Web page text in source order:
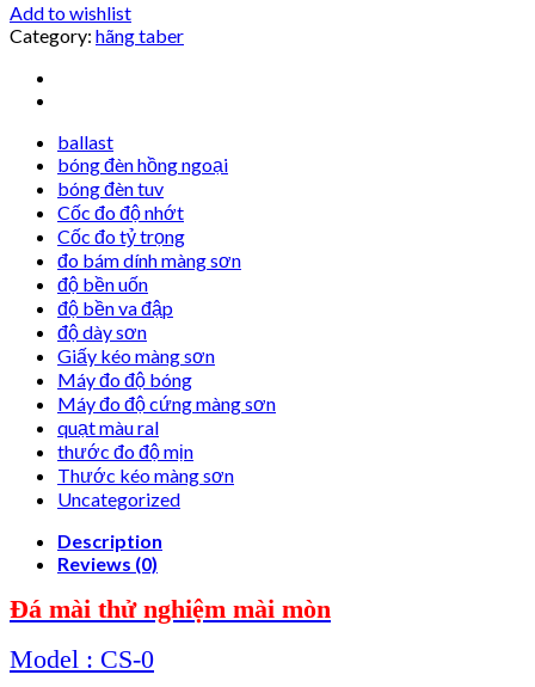
Add to wishlist
Category: hãng taber
ballast
bóng đèn hồng ngoại
bóng đèn tuv
Cốc đo độ nhớt
Cốc đo tỷ trọng
đo bám dính màng sơn
độ bền uốn
độ bền va đập
độ dày sơn
Giấy kéo màng sơn
Máy đo độ bóng
Máy đo độ cứng màng sơn
quạt màu ral
thước đo độ mịn
Thước kéo màng sơn
Uncategorized
Description
Reviews (0)
Đá mài thử nghiệm mài mòn
Model : CS-0